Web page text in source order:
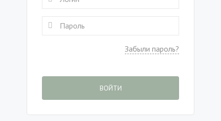
Забыли пароль?
ВОЙТИ